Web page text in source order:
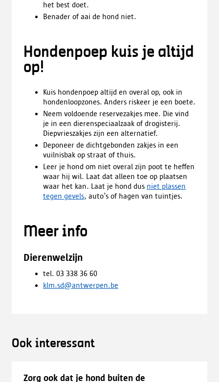
het best doet.
Benader of aai de hond niet.
Hondenpoep kuis je altijd
op!
Kuis hondenpoep altijd en overal op, ook in
hondenloopzones. Anders riskeer je een boete.
Neem voldoende reservezakjes mee. Die vind
je in een dierenspeciaalzaak of drogisterij.
Diepvrieszakjes zijn een alternatief.
Deponeer de dichtgebonden zakjes in een
vuilnisbak op straat of thuis.
Leer je hond om niet overal zijn poot te heffen
waar hij wil. Laat dat alleen toe op plaatsen
waar het kan. Laat je hond dus niet plassen
tegen gevels, auto’s of hagen van tuintjes.
Meer info
Dierenwelzijn
tel. 03 338 36 60
klm.sd@antwerpen.be
Ook interessant
Zorg ook dat je hond buiten de